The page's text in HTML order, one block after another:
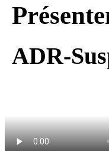
ADR-